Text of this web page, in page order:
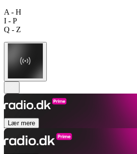
A - H
I - P
Q - Z
Lær mere